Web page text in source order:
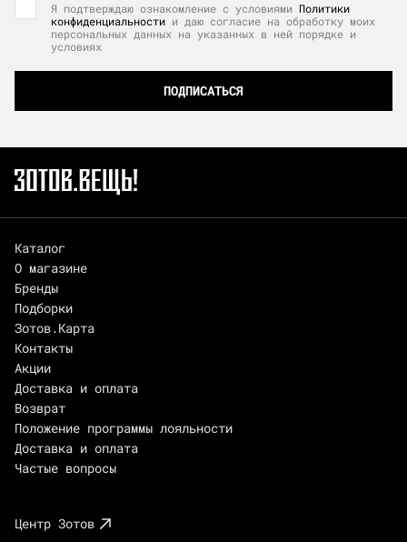
Я подтверждаю ознакомление с условиями Политики
конфиденциальности и даю согласие на обработку моих
персональных данных на указанных в ней порядке и
условиях
ПОДПИСАТЬСЯ
Каталог
О магазине
Бренды
Подборки
Зотов.Карта
Контакты
Акции
Доставка и оплата
Возврат
Положение программы лояльности
Доставка и оплата
Частые вопросы
Центр Зотов